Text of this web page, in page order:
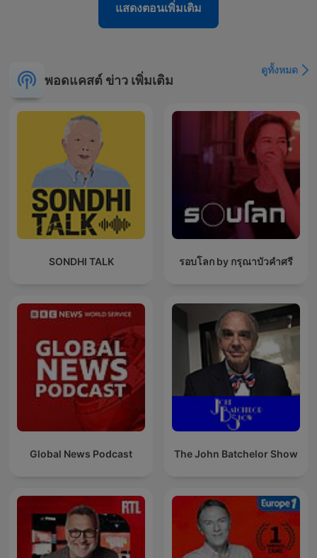
แสดงตอนเพิ่มเติม
พอดแคสต์ ข่าว เพิ่มเติม
ดูทั้งหมด
SONDHI TALK รอบโลก by กรุณาบัวคำศรี
Global News Podcast The John Batchelor Show